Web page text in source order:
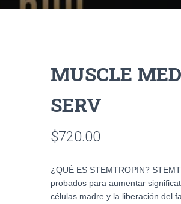
MUSCLE
SERV
$720.00
¿QUÉ ES STEMTROPIN?
probados para aumentar
células madre y la liberación del